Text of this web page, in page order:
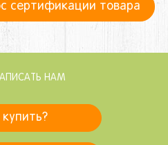
сертификации товара
НАМ